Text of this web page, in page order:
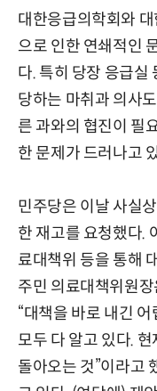
대한응급의학회와
으로 인한 연쇄적인
다. 특히 당장 응급실
당하는 마취과 의사
른 과와의 협진이 필
한 문제가 드러나고
민주당은 이날 사실
한 재고를 요청했다.
료대책위 등을 통해
주민 의료대책위원
“대책을 바로 내긴
모두 다 알고 있다.
돌아오는 것”이라고